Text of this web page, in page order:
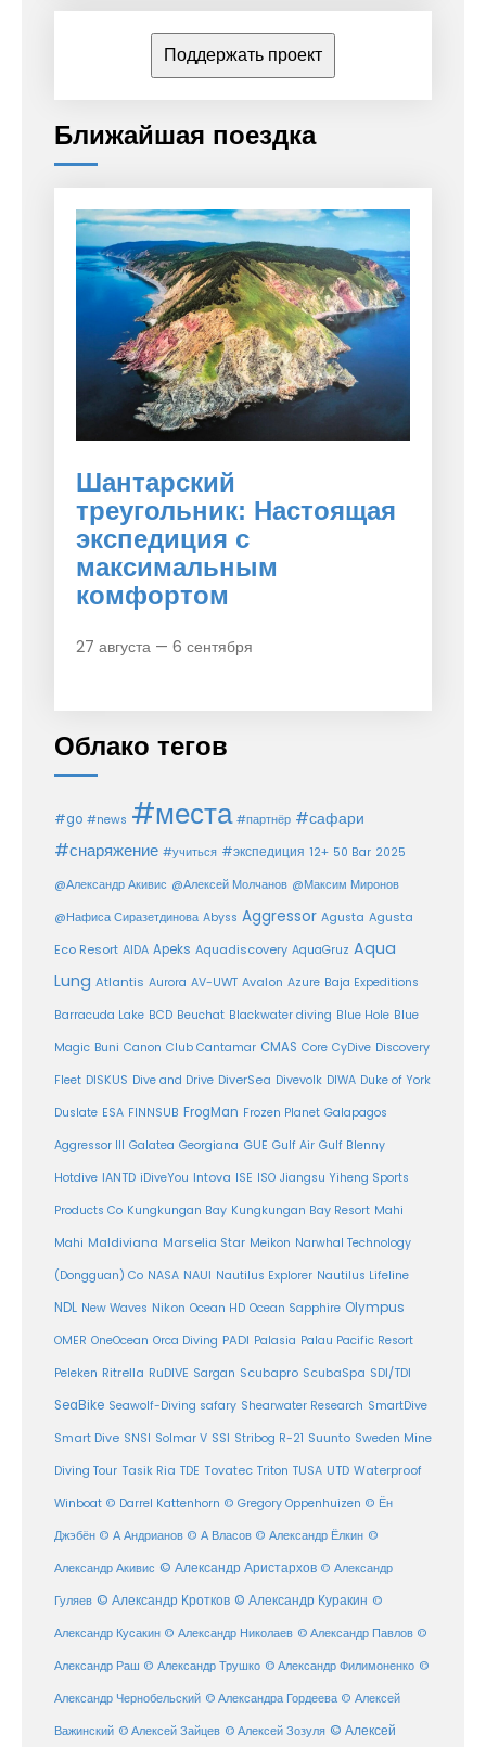
Поддержать проект
Ближайшая поездка
Шантарский
треугольник: Настоящая
экспедиция с
максимальным
комфортом
27 августа — 6 сентября
Облако тегов
#go #news #места #партнёр #сафари
#снаряжение #учиться #экспедиция 12+ 50 Bar 2025
@Александр Акивис @Алексей Молчанов @Максим Миронов
@Нафиса Сиразетдинова Abyss Aggressor Agusta Agusta
Eco Resort AIDA Apeks Aquadiscovery AquaGruz Aqua
Lung Atlantis Aurora AV-UWT Avalon Azure Baja Expeditions
Barracuda Lake BCD Beuchat Blackwater diving Blue Hole Blue
Magic Buni Canon Club Cantamar CMAS Core CyDive Discovery
Fleet DISKUS Dive and Drive DiverSea Divevolk DIWA Duke of York
Duslate ESA FINNSUB FrogMan Frozen Planet Galapagos
Aggressor III Galatea Georgiana GUE Gulf Air Gulf Blenny
Hotdive IANTD iDiveYou Intova ISE ISO Jiangsu Yiheng Sports
Products Co Kungkungan Bay Kungkungan Bay Resort Mahi
Mahi Maldiviana Marselia Star Meikon Narwhal Technology
(Dongguan) Co NASA NAUI Nautilus Explorer Nautilus Lifeline
NDL New Waves Nikon Ocean HD Ocean Sapphire Olympus
OMER OneOcean Orca Diving PADI Palasia Palau Pacific Resort
Peleken Ritrella RuDIVE Sargan Scubapro ScubaSpa SDI/TDI
SeaBike Seawolf-Diving safary Shearwater Research SmartDive
Smart Dive SNSI Solmar V SSI Stribog R-21 Suunto Sweden Mine
Diving Tour Tasik Ria TDE Tovatec Triton TUSA UTD Waterproof
Winboat © Darrel Kattenhorn © Gregory Oppenhuizen © Ён
Джэбён © А Андрианов © А Власов © Александр Ёлкин ©
Александр Акивис © Александр Аристархов © Александр
Гуляев © Александр Кротков © Александр Куракин ©
Александр Кусакин © Александр Николаев © Александр Павлов ©
Александр Раш © Александр Трушко © Александр Филимоненко ©
Александр Чернобельский © Александра Гордеева © Алексей
Важинский © Алексей Зайцев © Алексей Зозуля © Алексей